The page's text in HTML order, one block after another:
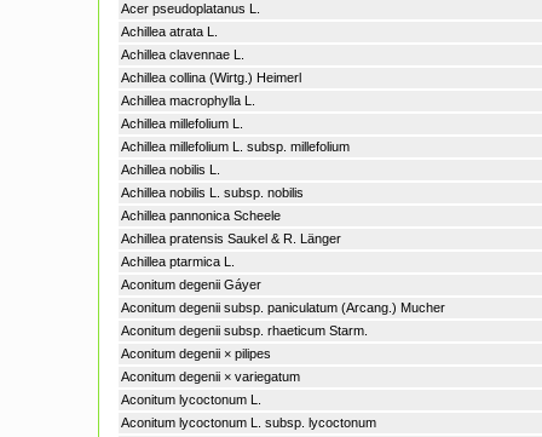
Acer pseudoplatanus L.
Achillea atrata L.
Achillea clavennae L.
Achillea collina (Wirtg.) Heimerl
Achillea macrophylla L.
Achillea millefolium L.
Achillea millefolium L. subsp. millefolium
Achillea nobilis L.
Achillea nobilis L. subsp. nobilis
Achillea pannonica Scheele
Achillea pratensis Saukel & R. Länger
Achillea ptarmica L.
Aconitum degenii Gáyer
Aconitum degenii subsp. paniculatum (Arcang.) Mucher
Aconitum degenii subsp. rhaeticum Starm.
Aconitum degenii × pilipes
Aconitum degenii × variegatum
Aconitum lycoctonum L.
Aconitum lycoctonum L. subsp. lycoctonum